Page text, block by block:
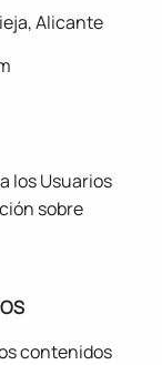
Alicante
los Usuarios
sobre
contenidos